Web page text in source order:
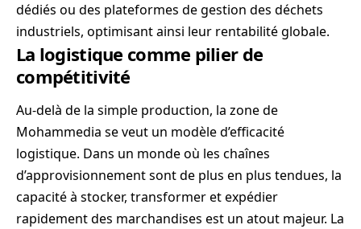
dédiés ou des plateformes de gestion des déchets
industriels, optimisant ainsi leur rentabilité globale.
La logistique comme pilier de
compétitivité
Au-delà de la simple production, la zone de
Mohammedia se veut un modèle d’efficacité
logistique. Dans un monde où les chaînes
d’approvisionnement sont de plus en plus tendues, la
capacité à stocker, transformer et expédier
rapidement des marchandises est un atout majeur. La